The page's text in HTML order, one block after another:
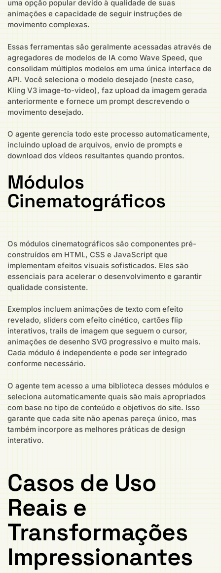
uma opção popular devido à qualidade de suas
animações e capacidade de seguir instruções de
movimento complexas.
Essas ferramentas são geralmente acessadas através de
agregadores de modelos de IA como Wave Speed, que
consolidam múltiplos modelos em uma única interface de
API. Você seleciona o modelo desejado (neste caso,
Kling V3 image-to-video), faz upload da imagem gerada
anteriormente e fornece um prompt descrevendo o
movimento desejado.
O agente gerencia todo este processo automaticamente,
incluindo upload de arquivos, envio de prompts e
download dos vídeos resultantes quando prontos.
Módulos
Cinematográficos
Os módulos cinematográficos são componentes pré-
construídos em HTML, CSS e JavaScript que
implementam efeitos visuais sofisticados. Eles são
essenciais para acelerar o desenvolvimento e garantir
qualidade consistente.
Exemplos incluem animações de texto com efeito
revelado, sliders com efeito cinético, cartões flip
interativos, trails de imagem que seguem o cursor,
animações de desenho SVG progressivo e muito mais.
Cada módulo é independente e pode ser integrado
conforme necessário.
O agente tem acesso a uma biblioteca desses módulos e
seleciona automaticamente quais são mais apropriados
com base no tipo de conteúdo e objetivos do site. Isso
garante que cada site não apenas pareça único, mas
também incorpore as melhores práticas de design
interativo.
Casos de Uso
Reais e
Transformações
Impressionantes